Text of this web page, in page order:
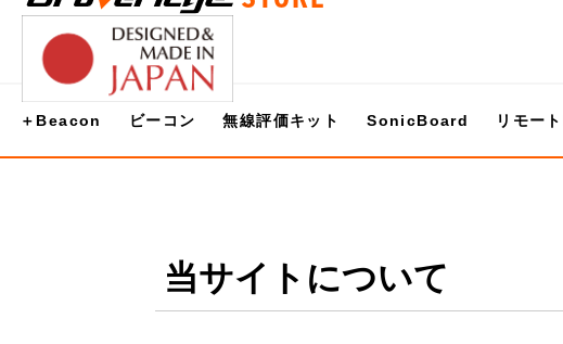
＋Beacon ビーコン 無線評価キット SonicBoard リモー
当サイトについて